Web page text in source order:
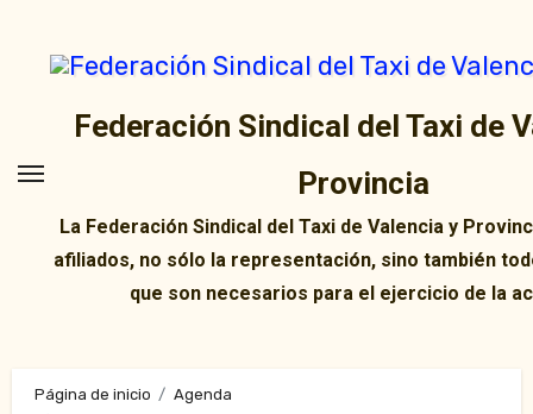
contenido
Federación Sindical del Taxi de
Provincia
La Federación Sindical del Taxi de Valencia y
afiliados, no sólo la representación, sino también
que son necesarios para el ejercicio de la
Página de inicio
Agenda